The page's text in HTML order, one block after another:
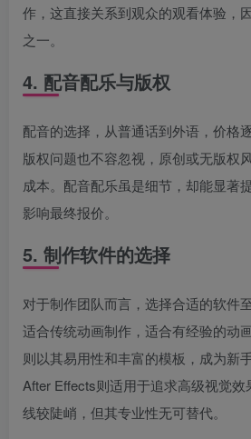
作，这直接关系到观众的观看体验，
之一。
4. 配音配乐与版权
配音的选择，从普通话到外语，价格
版权问题也不容忽视，原创或无版权
成本。配音配乐虽是细节，却能显著
影响最终报价。
5. 制作软件的选择
对于制作团队而言，选择合适的软件
适合传统动画制作，适合有经验的动
则以其易用性和丰富的模板，成为新
After Effects则适用于追求高级视觉
线较陡峭，但其专业性无可替代。